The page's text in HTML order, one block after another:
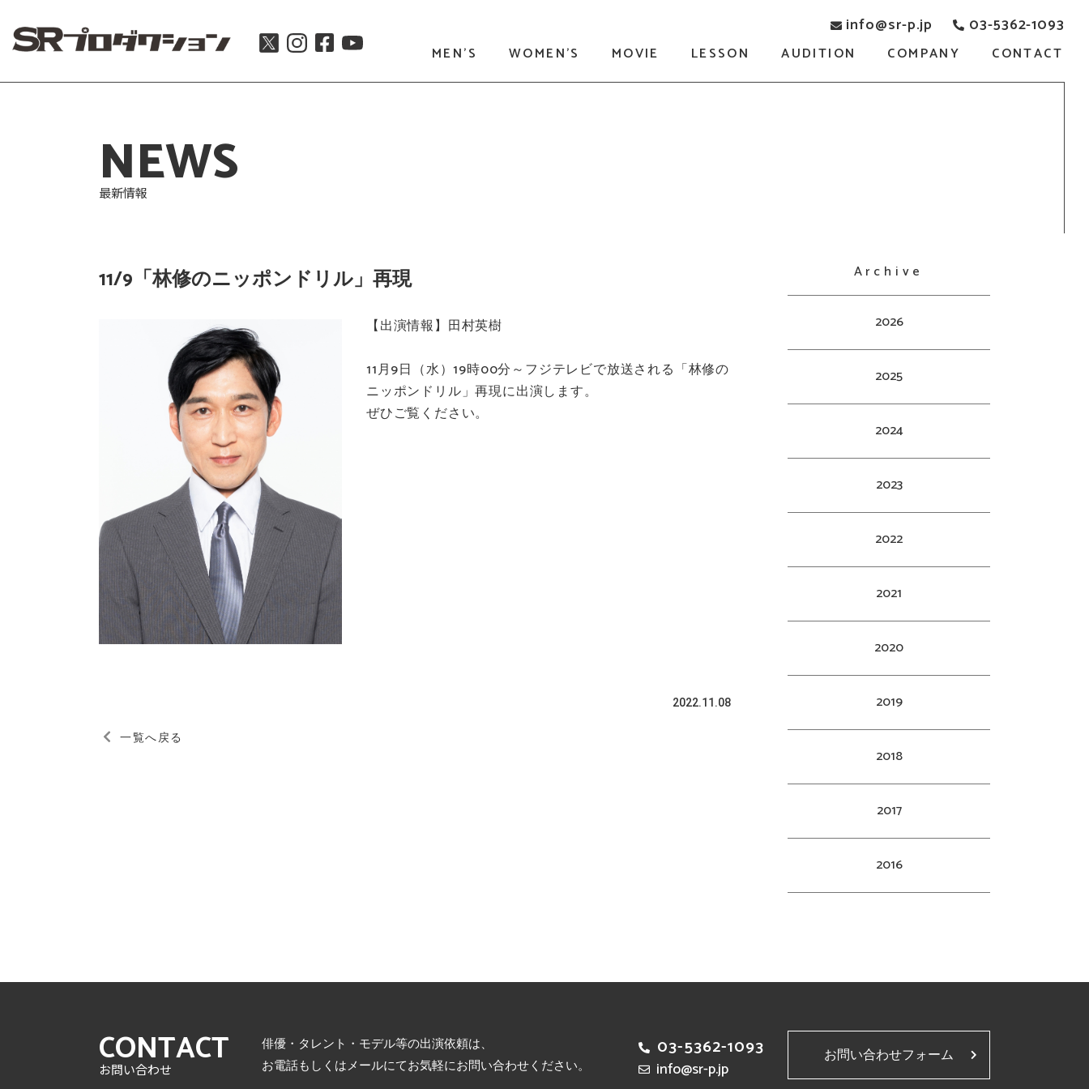
info@sr-p.jp 03-5362-1093
MEN'S WOMEN'S MOVIE LESSON AUDITION COMPANY CONTACT
NEWS
最新情報
11/9「林修のニッポンドリル」再現
【出演情報】田村英樹
11月9日（水）19時00分～フジテレビで放送される「林修の
ニッポンドリル」再現に出演します。
ぜひご覧ください。
2022.11.08
一覧へ戻る
Archive
2026
2025
2024
2023
2022
2021
2020
2019
2018
2017
2016
CONTACT
お問い合わせ
俳優・タレント・モデル等の出演依頼は、
お電話もしくはメールにてお気軽にお問い合わせください。
03-5362-1093
info@sr-p.jp
お問い合わせフォーム